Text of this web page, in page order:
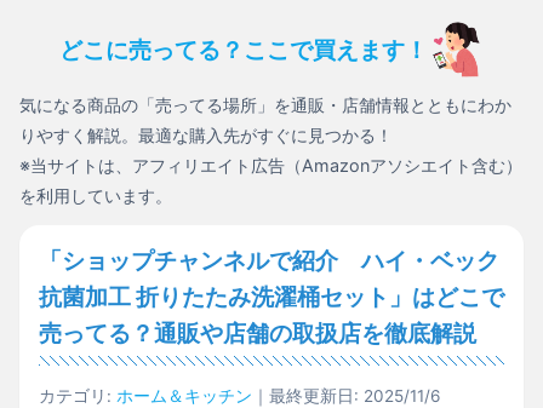
どこに売ってる？ここで買えます！
気になる商品の「売ってる場所」を通販・店舗情報とともにわか
りやすく解説。最適な購入先がすぐに見つかる！
※当サイトは、アフィリエイト広告（Amazonアソシエイト含む）
を利用しています。
「ショップチャンネルで紹介 ハイ・ベック
抗菌加工 折りたたみ洗濯桶セット」はどこで
売ってる？通販や店舗の取扱店を徹底解説
カテゴリ: ホーム＆キッチン ｜最終更新日: 2025/11/6